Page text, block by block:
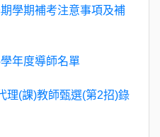
學期補考注意事項及補
年度導師名單
理(課)教師甄選(第2招)錄